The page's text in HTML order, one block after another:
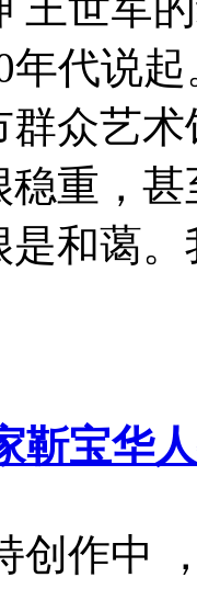
年代说
众艺
稳重，
和蔼
靳宝华
创作中